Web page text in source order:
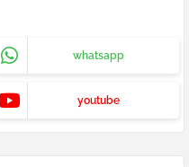
whatsapp
youtube